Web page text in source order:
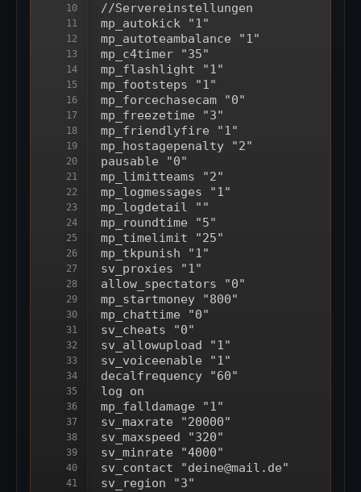
10
11
12
13
14
15
16
17
18
19
20
21
22
23
24
25
26
27
28
29
30
31
32
33
34
35
36
37
38
39
40
41
//Servereinstellungen
mp_autokick "1"
mp_autoteambalance "1"
mp_c4timer "35"
mp_flashlight "1"
mp_footsteps "1"
mp_forcechasecam "0"
mp_freezetime "3"
mp_friendlyfire "1"
mp_hostagepenalty "2"
pausable "0"
mp_limitteams "2"
mp_logmessages "1"
mp_logdetail ""
mp_roundtime "5"
mp_timelimit "25"
mp_tkpunish "1"
sv_proxies "1"
allow_spectators "0"
mp_startmoney "800"
mp_chattime "0"
sv_cheats "0"
sv_allowupload "1"
sv_voiceenable "1"
decalfrequency "60"
log on
mp_falldamage "1"
sv_maxrate "20000"
sv_maxspeed "320"
sv_minrate "4000"
sv_contact "deine@mail.de"
sv_region "3"